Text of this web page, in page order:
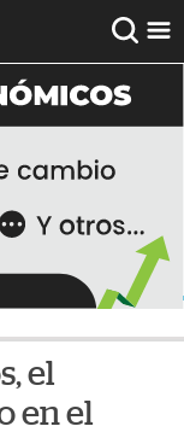
el
en el